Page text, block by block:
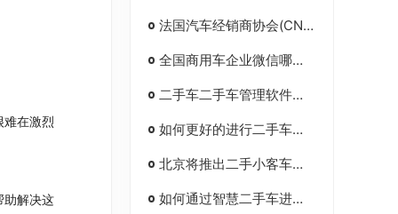
难在激烈
助解决这
法国汽车经销商协会(CNPA)会长弗朗西斯?巴塞洛姆：经销商与厂商之间关系日益严重的失衡令人担忧
全国商用车企业微信哪家科技公司更好?
二手车二手车管理软件为企业带来三方面益处
如何更好的进行二手车线索跟进管理运营？
北京将推出二手小客车交易周转指标，车辆不得上路行驶
如何通过智慧二手车进行保险业务管理？